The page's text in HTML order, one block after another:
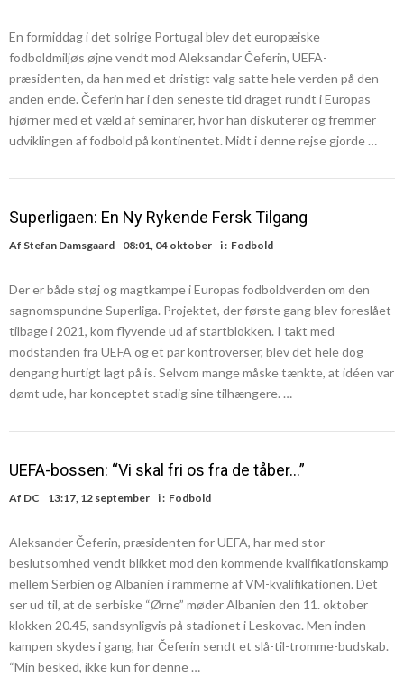
En formiddag i det solrige Portugal blev det europæiske
fodboldmiljøs øjne vendt mod Aleksandar Čeferin, UEFA-
præsidenten, da han med et dristigt valg satte hele verden på den
anden ende. Čeferin har i den seneste tid draget rundt i Europas
hjørner med et væld af seminarer, hvor han diskuterer og fremmer
udviklingen af fodbold på kontinentet. Midt i denne rejse gjorde …
Superligaen: En Ny Rykende Fersk Tilgang
Af Stefan Damsgaard 08:01, 04 oktober i : Fodbold
Der er både støj og magtkampe i Europas fodboldverden om den
sagnomspundne Superliga. Projektet, der første gang blev foreslået
tilbage i 2021, kom flyvende ud af startblokken. I takt med
modstanden fra UEFA og et par kontroverser, blev det hele dog
dengang hurtigt lagt på is. Selvom mange måske tænkte, at idéen var
dømt ude, har konceptet stadig sine tilhængere. …
UEFA-bossen: “Vi skal fri os fra de tåber…”
Af DC 13:17, 12 september i : Fodbold
Aleksander Čeferin, præsidenten for UEFA, har med stor
beslutsomhed vendt blikket mod den kommende kvalifikationskamp
mellem Serbien og Albanien i rammerne af VM-kvalifikationen. Det
ser ud til, at de serbiske “Ørne” møder Albanien den 11. oktober
klokken 20.45, sandsynligvis på stadionet i Leskovac. Men inden
kampen skydes i gang, har Čeferin sendt et slå-til-tromme-budskab.
“Min besked, ikke kun for denne …